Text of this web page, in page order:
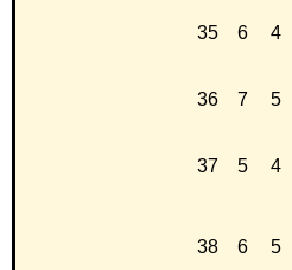
35 6 4
36 7 5
37 5 4
38 6 5